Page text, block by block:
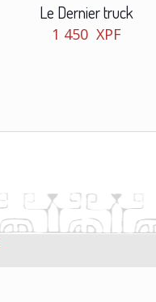
Le Dernier truck
1 450 XPF